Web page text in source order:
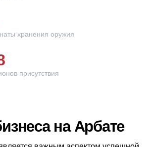
хранения оружия
присутствия
на Арбате